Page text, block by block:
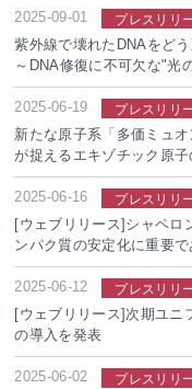
2025-09-01 プレスリリ
紫外線で壊れたDNAをど
～DNA修復に不可欠な"光
2025-06-19 プレスリリ
新たな原子系「多価ミュ
が捉えるエキゾチック原
2025-06-16 プレスリリ
[ウェブリリース]シャペロ
ンパク質の安定化に重要で
2025-06-12 プレスリリ
[ウェブリリース]次期ユニ
の導入を発表
2025-06-02 プレスリリ